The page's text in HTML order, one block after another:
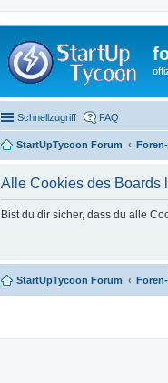
Schnellzugriff FAQ
StartUpTycoon Forum
Alle Cookies des Boards
Bist du dir sicher, dass du alle
StartUpTycoon Forum